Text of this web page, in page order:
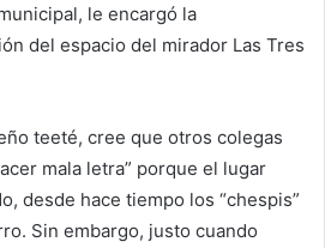
le encargó la
del espacio del mirador Las Tres
teeté, cree que otros colegas
mala letra” porque el lugar
desde hace tiempo los “chespis”
Sin embargo, justo cuando